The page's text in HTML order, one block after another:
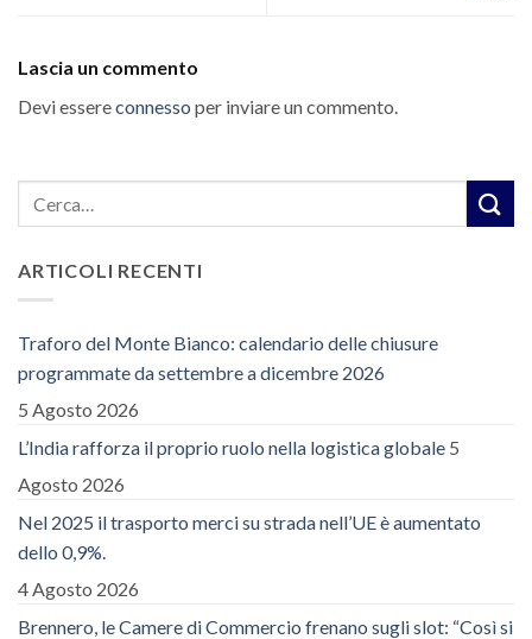
Lascia un commento
Devi essereconnesso per inviare un commento.
ARTICOLI RECENTI
Traforo del Monte Bianco: calendario delle chiusure
programmate da settembre a dicembre 2026
5 Agosto 2026
L’India rafforza il proprio ruolo nella logistica globale 5
Agosto 2026
Nel 2025 il trasporto merci su strada nell’UE è aumentato
dello 0,9%.
4 Agosto 2026
Brennero, le Camere di Commercio frenano sugli slot: “Così si